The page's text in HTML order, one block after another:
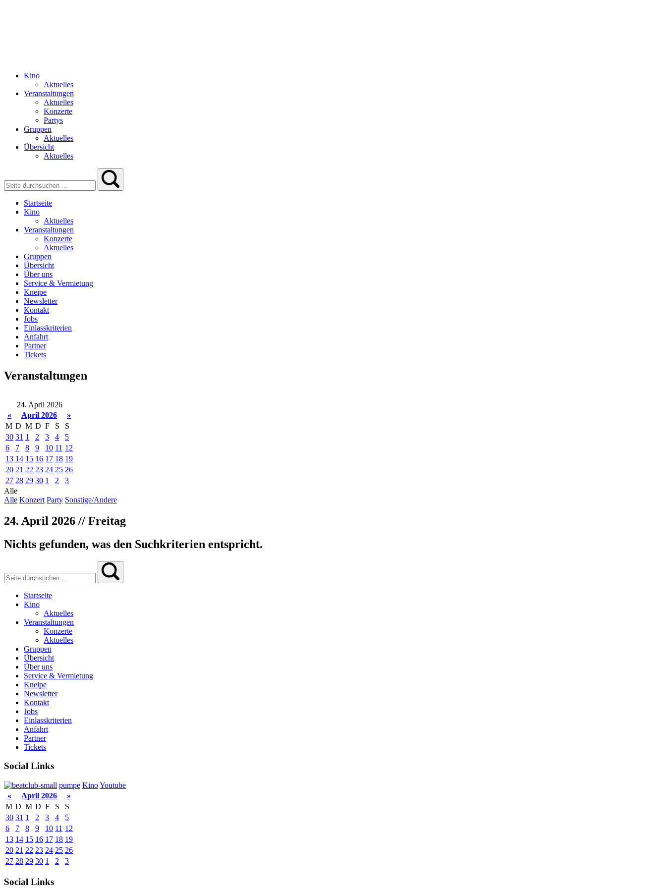
Kino
Aktuelles
Veranstaltungen
Aktuelles
Konzerte
Partys
Gruppen
Aktuelles
Übersicht
Aktuelles
Startseite
Kino
Aktuelles
Veranstaltungen
Konzerte
Aktuelles
Gruppen
Übersicht
Über uns
Service & Vermietung
Kneipe
Newsletter
Kontakt
Jobs
Einlasskriterien
Anfahrt
Partner
Tickets
Veranstaltungen
24. April 2026
«
April 2026
»
M D M D F S
S
30 31 1 2 3 4
5
6
7 8 9 10 11 12
13 14 15 16 17 18 19
20 21 22 23 24 25 26
27 28 29 30 1 2
3
Alle
Alle Konzert Party Sonstige/Andere
24. April 2026 // Freitag
Nichts gefunden, was den Suchkriterien entspricht.
Startseite
Kino
Aktuelles
Veranstaltungen
Konzerte
Aktuelles
Gruppen
Übersicht
Über uns
Service & Vermietung
Kneipe
Newsletter
Kontakt
Jobs
Einlasskriterien
Anfahrt
Partner
Tickets
Social Links
pumpe KinoYoutube
«
April 2026
»
M D M D F S
S
30 31 1 2 3 4
5
6
7 8 9 10 11 12
13 14 15 16 17 18 19
20 21 22 23 24 25 26
27 28 29 30 1 2 3
Social Links